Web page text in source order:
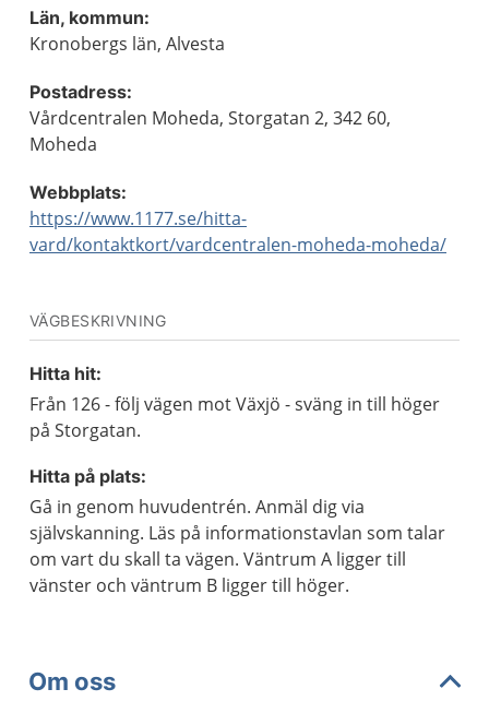
Län, kommun:
Kronobergs län, Alvesta
Postadress:
Vårdcentralen Moheda, Storgatan 2, 342 60,
Moheda
Webbplats:
https://www.1177.se/hitta-
vard/kontaktkort/vardcentralen-moheda-moheda/
VÄGBESKRIVNING
Hitta hit:
Från 126 - följ vägen mot Växjö - sväng in till höger
på Storgatan.
Hitta på plats:
Gå in genom huvudentrén. Anmäl dig via
självskanning. Läs på informationstavlan som talar
om vart du skall ta vägen. Väntrum A ligger till
vänster och väntrum B ligger till höger.
Om oss